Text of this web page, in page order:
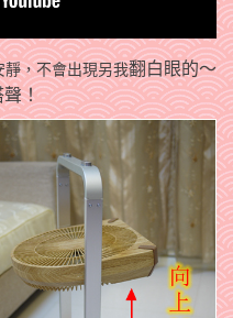
，不會出現另我翻白眼的～
聲！